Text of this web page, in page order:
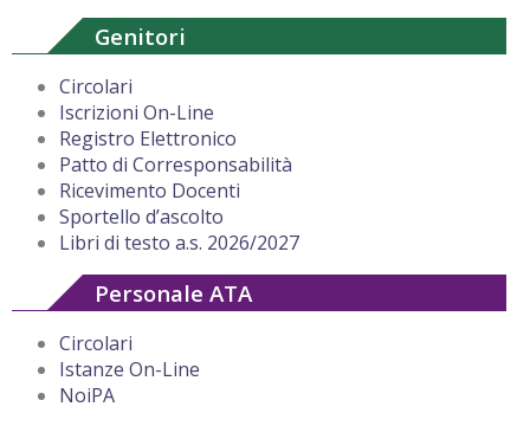
Genitori
Circolari
Iscrizioni On-Line
Registro Elettronico
Patto di Corresponsabilità
Ricevimento Docenti
Sportello d’ascolto
Libri di testo a.s. 2026/2027
Personale ATA
Circolari
Istanze On-Line
NoiPA